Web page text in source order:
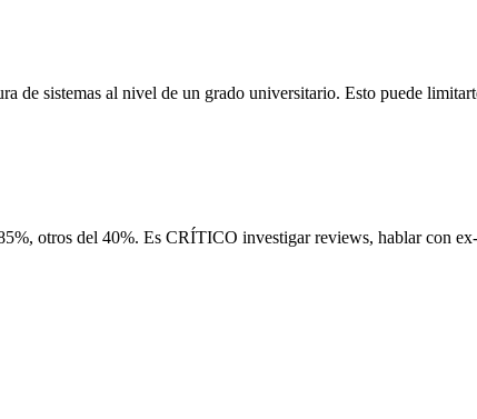
de sistemas al nivel de un grado universitario. Esto puede
otros del 40%. Es CRÍTICO investigar reviews, hablar con